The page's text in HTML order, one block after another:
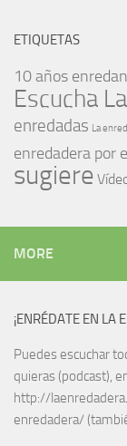
ETIQUETAS
10 años
Escucha
enredadas La
enredadera por
sugiere
MORE
¡ENRÉDATE EN LA
Puedes escuchar
quieras (podcast),
http://
enredadera/